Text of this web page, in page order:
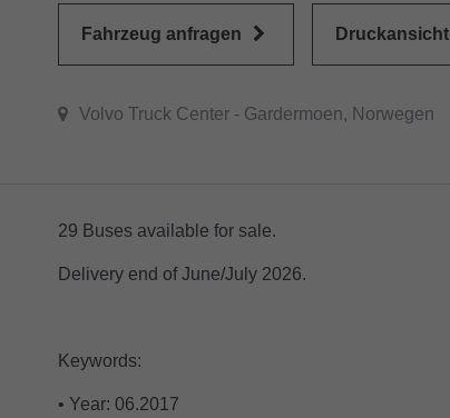
Fahrzeug anfragen Druckansicht
Volvo Truck Center - Gardermoen, Norwegen
29 Buses available for sale.
Delivery end of June/July 2026.
Keywords:
• Year: 06.2017